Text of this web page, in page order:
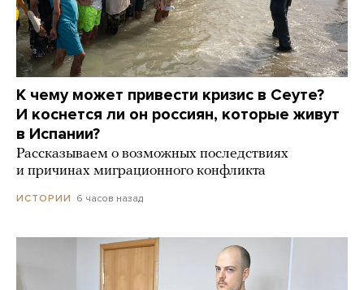
К чему может привести кризис в Сеуте?
И коснется ли он россиян, которые живут
в Испании?
Рассказываем о возможных последствиях
и причинах миграционного конфликта
ИСТОРИИ 6 часов назад